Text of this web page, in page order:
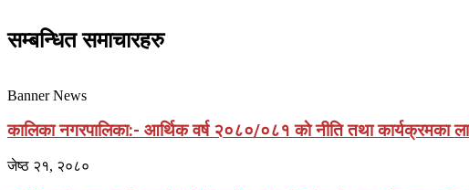
सम्बन्धित समाचारहरु
Banner News
कालिका नगरपालिका:- आर्थिक वर्ष २०८०/०८१ काे नीति तथा कार्यक्रमका
जेष्ठ २१, २०८०